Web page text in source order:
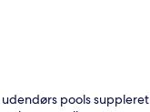
pools suppleret